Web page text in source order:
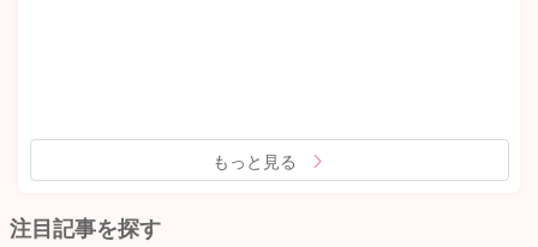
もっと見る
注目記事を探す